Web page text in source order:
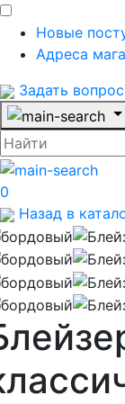
Новые
Адреса
Задать вопрос
0
Назад в